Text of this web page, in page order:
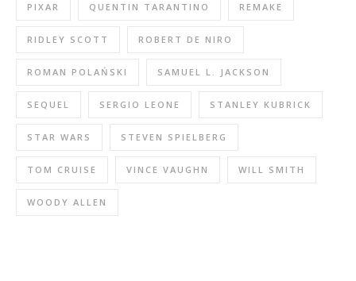
PIXAR QUENTIN TARANTINO REMAKE
RIDLEY SCOTT ROBERT DE NIRO
ROMAN POLAŃSKI SAMUEL L. JACKSON
SEQUEL SERGIO LEONE STANLEY KUBRICK
STAR WARS STEVEN SPIELBERG
TOM CRUISE VINCE VAUGHN WILL SMITH
WOODY ALLEN